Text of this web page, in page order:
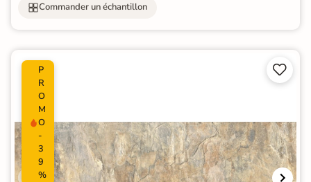
Commander un échantillon
P
R
O
M
O
-
3
9
%

